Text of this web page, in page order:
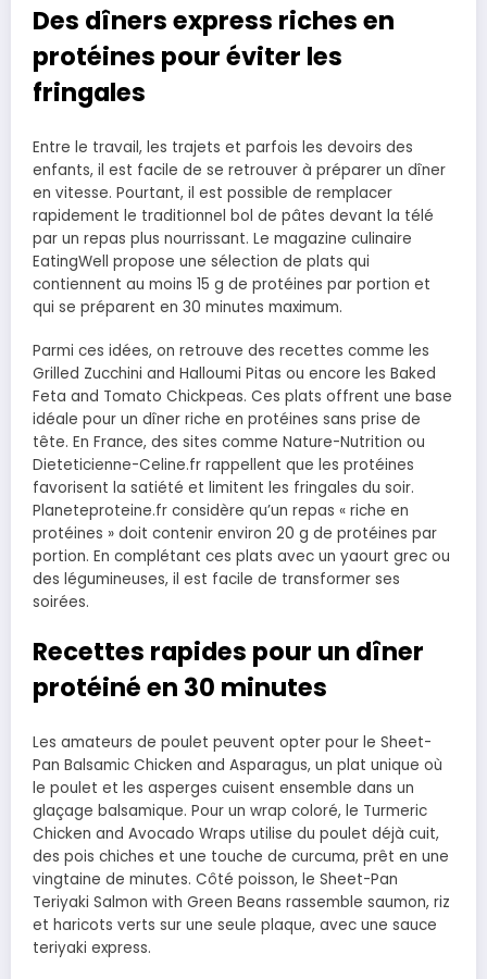
Des dîners express riches en
protéines pour éviter les
fringales
Entre le travail, les trajets et parfois les devoirs des
enfants, il est facile de se retrouver à préparer un dîner
en vitesse. Pourtant, il est possible de remplacer
rapidement le traditionnel bol de pâtes devant la télé
par un repas plus nourrissant. Le magazine culinaire
EatingWell propose une sélection de plats qui
contiennent au moins 15 g de protéines par portion et
qui se préparent en 30 minutes maximum.
Parmi ces idées, on retrouve des recettes comme les
Grilled Zucchini and Halloumi Pitas ou encore les Baked
Feta and Tomato Chickpeas. Ces plats offrent une base
idéale pour un dîner riche en protéines sans prise de
tête. En France, des sites comme Nature-Nutrition ou
Dieteticienne-Celine.fr rappellent que les protéines
favorisent la satiété et limitent les fringales du soir.
Planeteproteine.fr considère qu’un repas « riche en
protéines » doit contenir environ 20 g de protéines par
portion. En complétant ces plats avec un yaourt grec ou
des légumineuses, il est facile de transformer ses
soirées.
Recettes rapides pour un dîner
protéiné en 30 minutes
Les amateurs de poulet peuvent opter pour le Sheet-
Pan Balsamic Chicken and Asparagus, un plat unique où
le poulet et les asperges cuisent ensemble dans un
glaçage balsamique. Pour un wrap coloré, le Turmeric
Chicken and Avocado Wraps utilise du poulet déjà cuit,
des pois chiches et une touche de curcuma, prêt en une
vingtaine de minutes. Côté poisson, le Sheet-Pan
Teriyaki Salmon with Green Beans rassemble saumon, riz
et haricots verts sur une seule plaque, avec une sauce
teriyaki express.